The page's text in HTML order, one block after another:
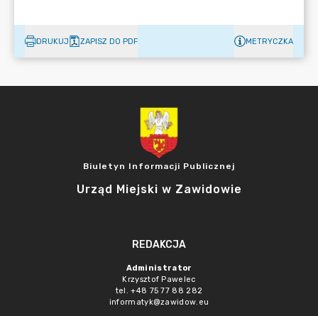
DRUKUJ ZAPISZ DO PDF METRYCZKA
Biuletyn Informacji Publicznej
Urząd Miejski w Zawidowie
REDAKCJA
Administrator
Krzysztof Pawelec
tel. +48 75 77 88 282
informatyk@zawidow.eu